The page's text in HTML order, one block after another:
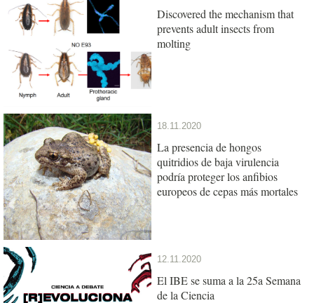
Discovered the mechanism that
prevents adult insects from
molting
18.11.2020
La presencia de hongos
quitridios de baja virulencia
podría proteger los anfibios
europeos de cepas más mortales
12.11.2020
El IBE se suma a la 25a Semana
de la Ciencia